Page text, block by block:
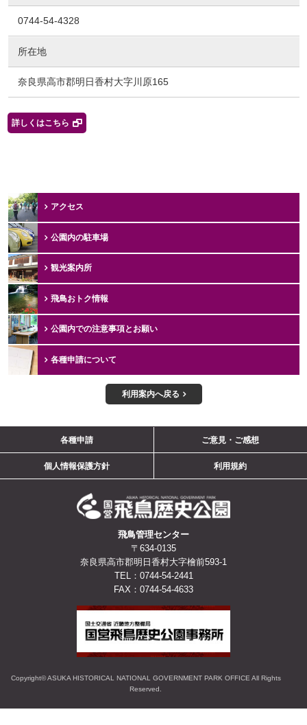
0744-54-4328
所在地
奈良県高市郡明日香村大字川原165
詳しくはこちら
アクセス
公園内の駐車場
観光案内所
飛鳥おトク情報
公園内での注意事項とお願い
各種申請について
利用案内へ戻る
各種申請 ご意見・ご感想
個人情報保護方針 利用規約
飛鳥管理センター
〒634-0135
奈良県高市郡明日香村大字檜前593-1
TEL：0744-54-2441
FAX：0744-54-4633
Copyright© ASUKA HISTORICAL NATIONAL GOVERNMENT PARK OFFICE All Rights
Reserved.